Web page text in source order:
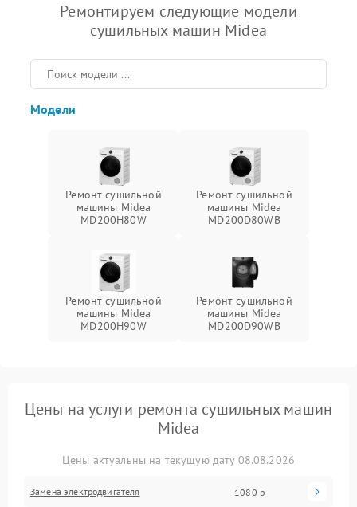
Ремонтируем следующие модели
сушильных машин Midea
Модели
Ремонт сушильной
машины Midea
MD200H80W
Ремонт сушильной
машины Midea
MD200D80WB
Ремонт сушильной
машины Midea
MD200H90W
Ремонт сушильной
машины Midea
MD200D90WB
Цены на услуги ремонта сушильных машин
Midea
Цены актуальны на текущую дату 08.08.2026
Замена электродвигателя 1080 р